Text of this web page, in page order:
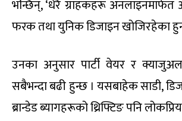
भन्छिन्, ‘धेरै ग्राहकहरू
फरक तथा युनिक डिजाइन खोजिरहेका
उनका अनुसार पार्टी वेयर र
सबैभन्दा बढी हुन्छ । यसबाहेक साडी,
ब्रान्डेड ब्यागहरूको थ्रिफ्टिङ पनि